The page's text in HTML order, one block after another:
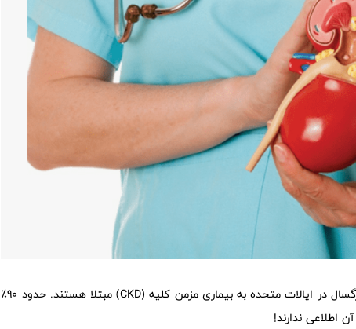
حدود 1 نفر از هر 7 بزرگسال در ایالات متحده به بیماری مزمن کلیه (CKD) مبتلا هستند. حدود 90٪